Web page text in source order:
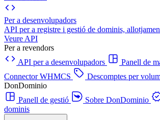
Per a desenvolupadors
API per a registre i gestió de dominis,
Veure API
Per a revendors
API per a desenvolupadors
Panell de
Connector WHMCS
Descomptes per
DonDominio
Panell de gestió
Sobre DonDominio
dominis